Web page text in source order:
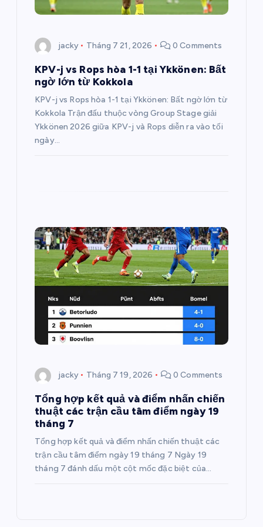
jacky Tháng 7 21, 2026 0 Comments
KPV-j vs Rops hòa 1-1 tại Ykkönen: Bất
ngờ lớn từ Kokkola
KPV-j vs Rops hòa 1-1 tại Ykkönen: Bất ngờ lớn từ
Kokkola Trận đấu thuộc vòng Group Stage giải
Ykkönen 2026 giữa KPV-j và Rops diễn ra vào tối
ngày…
jacky Tháng 7 19, 2026 0 Comments
Tổng hợp kết quả và điểm nhấn chiến
thuật các trận cầu tâm điểm ngày 19
tháng 7
Tổng hợp kết quả và điểm nhấn chiến thuật các
trận cầu tâm điểm ngày 19 tháng 7 Ngày 19
tháng 7 đánh dấu một cột mốc đặc biệt của…